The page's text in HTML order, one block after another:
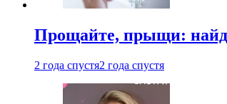
Прощайте, прыщи:
2 года спустя2 года спустя